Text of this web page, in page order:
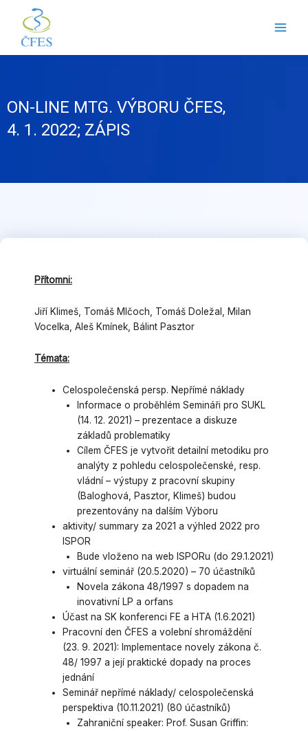
Přeskočit
obsah
ON-LINE MTG. VÝBORU ČFES,
4. 1. 2022; ZÁPIS
Přítomni:
Jiří Klimeš, Tomáš Mlčoch, Tomáš Doležal, Milan
Vocelka, Aleš Kmínek, Bálint Pasztor
Témata:
Celospolečenská persp. Nepřímé náklady
Informace o proběhlém Semináři pro SUKL
(14. 12. 2021) – prezentace a diskuze
základů problematiky
Cílem ČFES je vytvořit detailní metodiku pro
analýty z pohledu celospolečenské, resp.
vládní – výstupy z pracovní skupiny
(Baloghová, Pasztor, Klimeš) budou
prezentovány na dalším Výboru
aktivity/ summary za 2021 a výhled 2022 pro
ISPOR
Bude vloženo na web ISPORu (do 29.1.2021)
virtuální seminář (20.5.2020) – 70 účastníků
Novela zákona 48/1997 s dopadem na
inovativní LP a orfans
Účast na SK konferenci FE a HTA (1.6.2021)
Pracovní den ČFES a volební shromáždění
(23. 9. 2021): Implementace novely zákona č.
48/ 1997 a její praktické dopady na proces
jednání
Seminář nepřímé náklady/ celospolečenská
perspektiva (10.11.2021) (80 účastníků)
Zahraniční speaker: Prof. Susan Griffin: